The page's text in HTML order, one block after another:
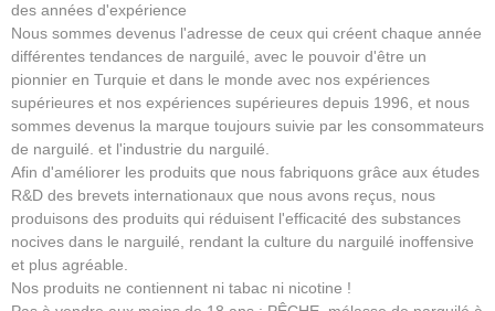
des années d'expérience
Nous sommes devenus l'adresse de ceux qui créent chaque année
différentes tendances de narguilé, avec le pouvoir d'être un
pionnier en Turquie et dans le monde avec nos expériences
supérieures et nos expériences supérieures depuis 1996, et nous
sommes devenus la marque toujours suivie par les consommateurs
de narguilé. et l'industrie du narguilé.
Afin d'améliorer les produits que nous fabriquons grâce aux études
R&D des brevets internationaux que nous avons reçus, nous
produisons des produits qui réduisent l'efficacité des substances
nocives dans le narguilé, rendant la culture du narguilé inoffensive
et plus agréable.
Nos produits ne contiennent ni tabac ni nicotine !